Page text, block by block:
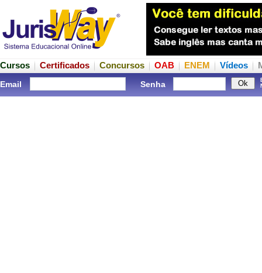
Cursos Certificados Concursos OAB ENEM Vídeos
Email Senha